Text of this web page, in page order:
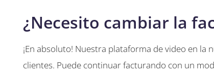
¿Necesito cambiar la
¡En absoluto! Nuestra plataforma de video en
clientes. Puede continuar facturando con un